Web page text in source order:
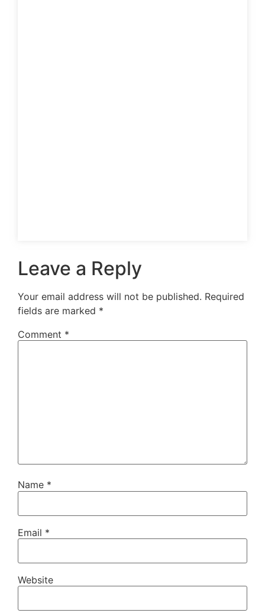
Leave a Reply
Your email address will not be published. Required
fields are marked *
Comment *
Name *
Email *
Website